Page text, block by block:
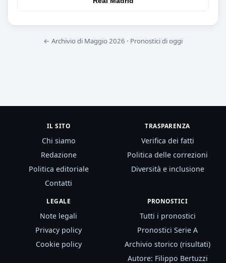
← Archivio di Maggio 2026 · Pronostici di oggi
IL SITO
Chi siamo
Redazione
Politica editoriale
Contatti
TRASPARENZA
Verifica dei fatti
Politica delle correzioni
Diversità e inclusione
LEGALE
Note legali
Privacy policy
Cookie policy
PRONOSTICI
Tutti i pronostici
Pronostici Serie A
Archivio storico (risultati)
Autore: Filippo Bertuzzi